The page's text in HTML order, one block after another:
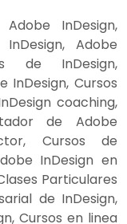
InDesign,
Adobe
de InDesign,
InDesign, Cursos
coaching,
de Adobe
Cursos de
InDesign en
Particulares
de InDesign,
Cursos en linea